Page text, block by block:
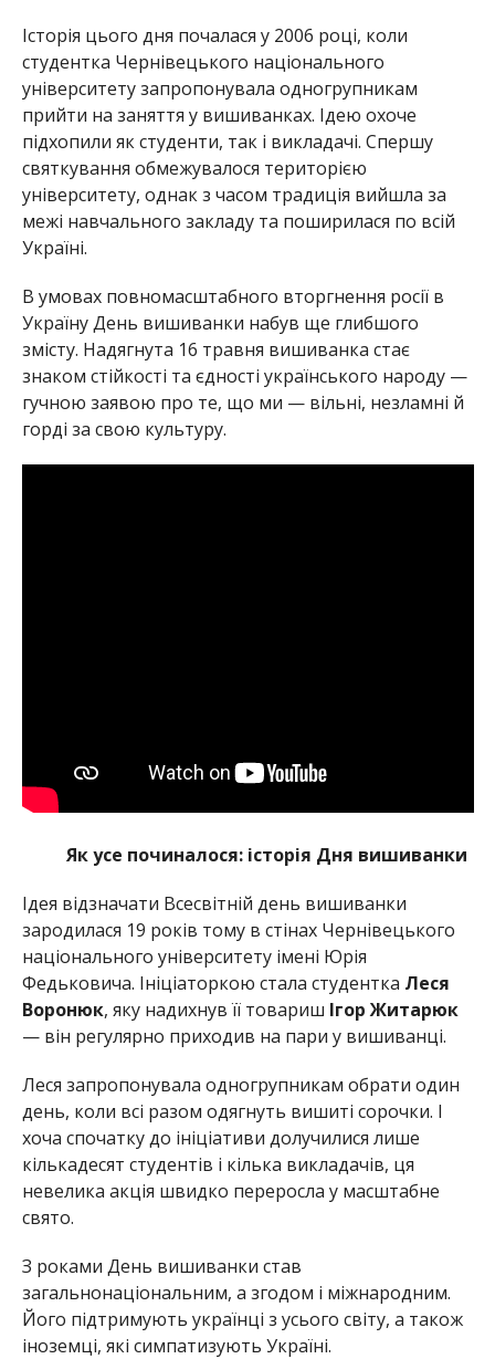
Історія цього дня почалася у 2006 році, коли
студентка Чернівецького національного
університету запропонувала одногрупникам
прийти на заняття у вишиванках. Ідею охоче
підхопили як студенти, так і викладачі. Спершу
святкування обмежувалося територією
університету, однак з часом традиція вийшла за
межі навчального закладу та поширилася по всій
Україні.
В умовах повномасштабного вторгнення росії в
Україну День вишиванки набув ще глибшого
змісту. Надягнута 16 травня вишиванка стає
знаком стійкості та єдності українського народу —
гучною заявою про те, що ми — вільні, незламні й
горді за свою культуру.
Як усе починалося: історія Дня вишиванки
Ідея відзначати Всесвітній день вишиванки
зародилася 19 років тому в стінах Чернівецького
національного університету імені Юрія
Федьковича. Ініціаторкою стала студентка Леся
Воронюк, яку надихнув її товариш Ігор Житарюк
— він регулярно приходив на пари у вишиванці.
Леся запропонувала одногрупникам обрати один
день, коли всі разом одягнуть вишиті сорочки. І
хоча спочатку до ініціативи долучилися лише
кількадесят студентів і кілька викладачів, ця
невелика акція швидко переросла у масштабне
свято.
З роками День вишиванки став
загальнонаціональним, а згодом і міжнародним.
Його підтримують українці з усього світу, а також
іноземці, які симпатизують Україні.